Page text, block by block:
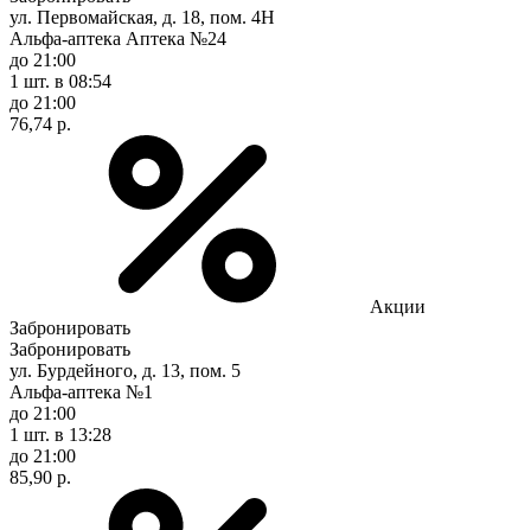
ул. Первомайская, д. 18, пом. 4Н
Альфа-аптека Аптека №24
до 21:00
1 шт. в 08:54
до 21:00
76,74 р.
Акции
Забронировать
Забронировать
ул. Бурдейного, д. 13, пом. 5
Альфа-аптека №1
до 21:00
1 шт. в 13:28
до 21:00
85,90 р.